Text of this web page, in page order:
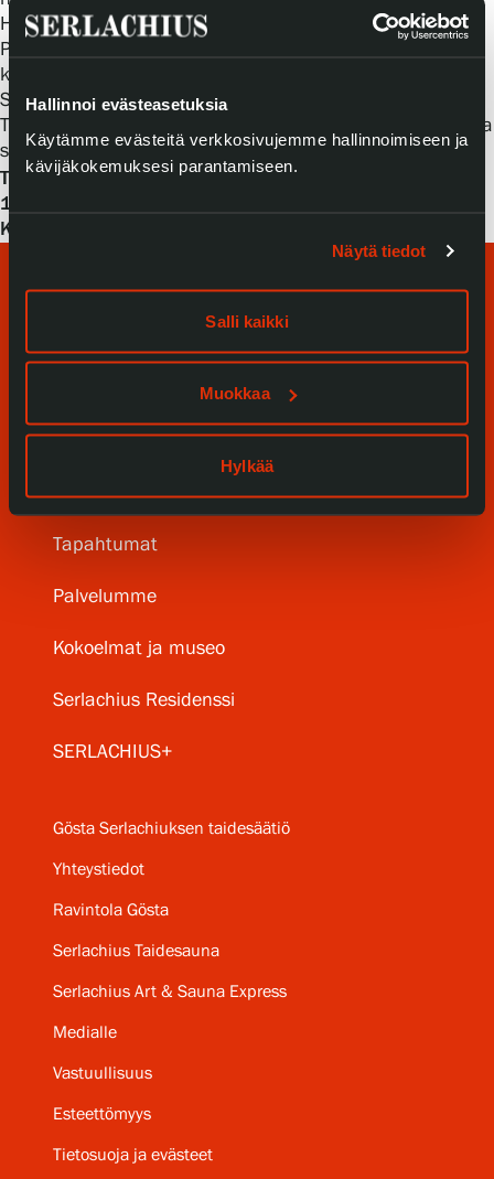
Hallinnoi evästeasetuksia
Käytämme evästeitä verkkosivujemme hallinnoimiseen ja
kävijäkokemuksesi parantamiseen.
Näytä tiedot
Salli kaikki
Muokkaa
Hylkää
Hanna Seppäseltä.
Pääosa teoksista on saatu lainaksi Turun taidemuseon
kokoelmasta. Näyttelyn muut teokset tulevat Gösta
Serlachiuksen taidesäätiön omista kokoelmista,
Taidesäätiö Meritan ja Fortumin Taidesäätiön kokoelmista
sekä yksityisiltä taiteilijoilta.
Teoskuva: Ragnar Ungern,Tukkaansa palmikoiva tyttö
1918, öljyväri pahville, Gösta Serlachiuksen taidesäätiö.
Kuva: Kansallisgalleria, Yehia Eweis
Tule meille
Näyttelyt
Tapahtumat
Palvelumme
Kokoelmat ja museo
Serlachius Residenssi
SERLACHIUS+
Gösta Serlachiuksen taidesäätiö
Yhteystiedot
Ravintola Gösta
Serlachius Taidesauna
Serlachius Art & Sauna Express
Medialle
Vastuullisuus
Esteettömyys
Tietosuoja ja evästeet